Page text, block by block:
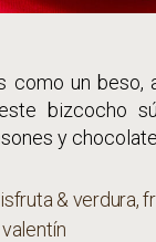
como un beso,
bizcocho
y
& verdura,